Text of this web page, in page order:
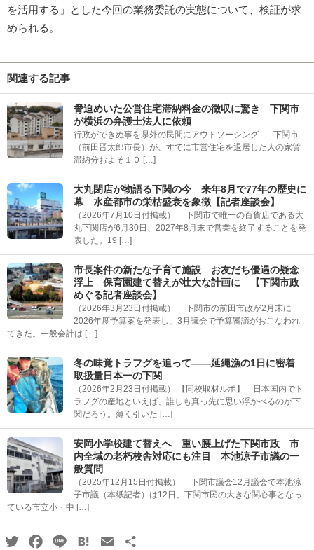
を活用する」とした今回の業務委託の実態について、検証が求
められる。
関連する記事
脅迫めいた公営住宅滞納料金の徴収に驚き 下関市
が横浜の弁護士法人に依頼
行政ができぬ事を県外の民間にアウトソーシング 下関市
（前田晋太郎市長）が、すでに市営住宅を退居した人の家賃
滞納分およそ１０ […]
大丸閉店が物語る下関の今 来年8月で77年の歴史に
幕 水産都市の栄枯盛衰を象徴【記者座談会】
（2026年7月10日付掲載） 下関市で唯一の百貨店である大
丸下関店が6月30日、2027年8月末で営業を終了することを発
表した。19 […]
市長案件の新たな子育て施設 お友だち優遇の疑念
浮上 保育園建て替えが壮大な計画に 【下関市政
めぐる記者座談会】
（2026年3月23日付掲載） 下関市の前田市政が2月末に
2026年度予算案を発表し、3月議会で予算審議がおこなわれ
てきた。一般会計は […]
冬の味覚トラフグを追って――延縄漁の1日に密着
取扱量日本一の下関
（2026年2月23日付掲載） 【同校取材ルポ】 日本国内でト
ラフグの産地といえば、誰しも真っ先に思い浮かべるのが下
関だろう。薄く引いた […]
安岡小学校建て替えへ 重い腰上げた下関市政 市
内全域の老朽校舎対応にも注目 本池涼子市議の一
般質問
（2025年12月15日付掲載） 下関市議会12月議会で本池涼
子市議（本紙記者）は12日、下関市民の大きな関心事となっ
ている市立小・中 […]
TwitterFacebook
Line HatenaEmail